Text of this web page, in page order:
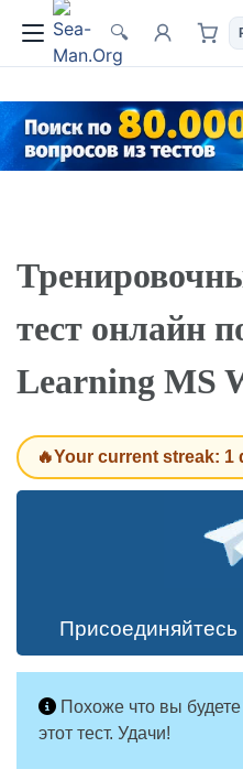
🔍
тест онлайн
Learning MS
🔥Your current streak: 1
Похоже что вы
этот тест. Удачи!